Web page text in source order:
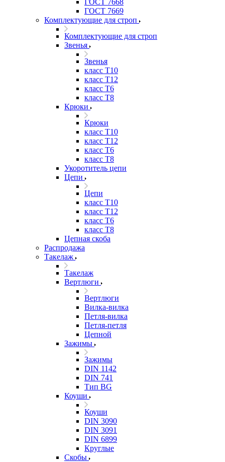
ГОСТ 7668
ГОСТ 7669
Комплектующие для строп
Комплектующие для строп
Звенья
Звенья
класс Т10
класс Т12
класс Т6
класс Т8
Крюки
Крюки
класс Т10
класс Т12
класс Т6
класс Т8
Укоротитель цепи
Цепи
Цепи
класс Т10
класс Т12
класс Т6
класс Т8
Цепная скоба
Распродажа
Такелаж
Такелаж
Вертлюги
Вертлюги
Вилка-вилка
Петля-вилка
Петля-петля
Цепной
Зажимы
Зажимы
DIN 1142
DIN 741
Тип BG
Коуши
Коуши
DIN 3090
DIN 3091
DIN 6899
Круглые
Скобы